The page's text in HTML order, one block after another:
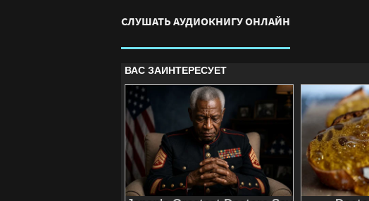
СЛУШАТЬ АУДИОКНИГУ ОНЛАЙН